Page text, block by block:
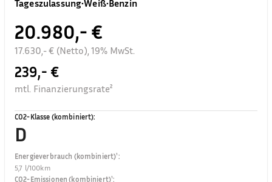
Tageszulassung•Weiß•Benzin
20.980,- €
17.630,- € (Netto), 19% MwSt.
239,- €
mtl. Finanzierungsrate²
CO2-Klasse (kombiniert):
D
Energieverbrauch (kombiniert)¹:
5,7 l/100km
CO2-Emissionen (kombiniert)¹: